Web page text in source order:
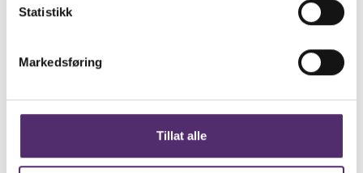
Statistikk
Markedsføring
Tillat alle
Veileder
Hege Sjølyst